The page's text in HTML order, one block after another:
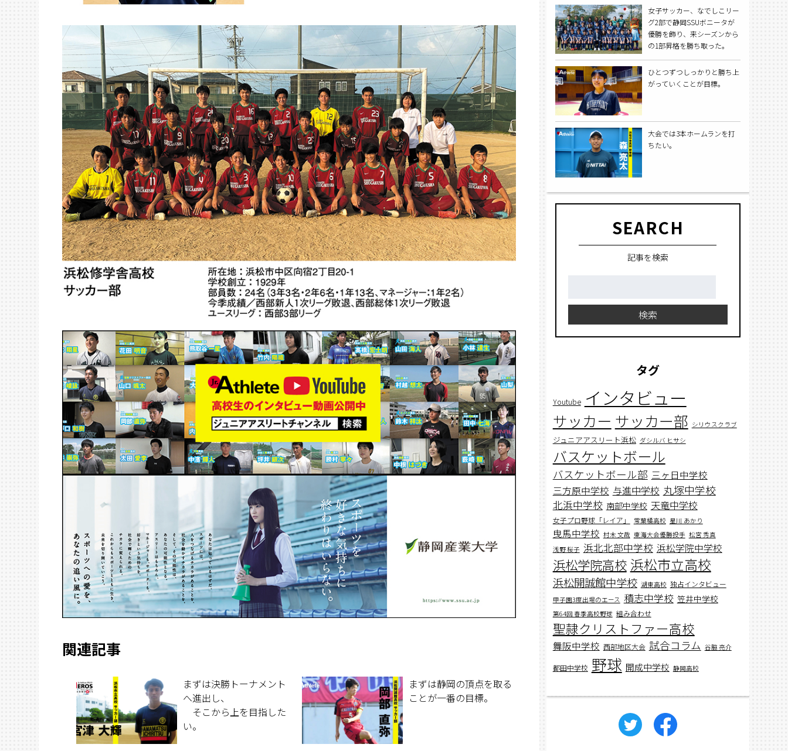
関連記事
まずは決勝トーナメント
へ進出し、
そこから上を目指した
い。
まずは静岡の頂点を取る
ことが一番の目標。
女子サッカー、なでしこリー
グ2部で静岡SSUボニータが
優勝を飾り、来シーズンから
の1部昇格を勝ち取った。
ひとつずつしっかりと勝ち上
がっていくことが目標。
大会では3本ホームランを打
ちたい。
SEARCH
記事を検索
検索
タグ
Youtube インタビュー
サッカー サッカー部 シリウスクラブ
ジュニアアスリート浜松 ダシルバ ヒサシ
バスケットボール
バスケットボール部 三ヶ日中学校
三方原中学校 与進中学校 丸塚中学校
北浜中学校 南部中学校 天竜中学校
女子プロ野球「レイア」 常葉橘高校 星川 あかり
曳馬中学校 村木 文哉 東海大会優勝投手 松宮 秀真
浅野 桜子 浜北北部中学校 浜松学院中学校
浜松学院高校 浜松市立高校
浜松開誠館中学校 湖東高校 独占インタビュー
甲子園3度出場のエース 積志中学校 笠井中学校
第64回 春季高校野球 組み合わせ
聖隷クリストファー高校
舞阪中学校 西部地区大会 試合コラム 谷脇 亮介
都田中学校 野球 開成中学校 静岡高校